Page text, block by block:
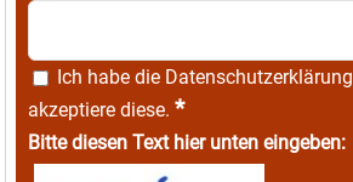
Ich habe die Datenschutzerklärung
akzeptiere diese. *
Bitte diesen Text hier unten eingeben: